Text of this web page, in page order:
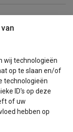
wij technologieën
op te slaan en/of
technologieën
ID's op deze
of uw
hebben op